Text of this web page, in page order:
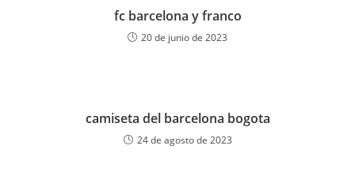
fc barcelona y franco
20 de junio de 2023
camiseta del barcelona bogota
24 de agosto de 2023